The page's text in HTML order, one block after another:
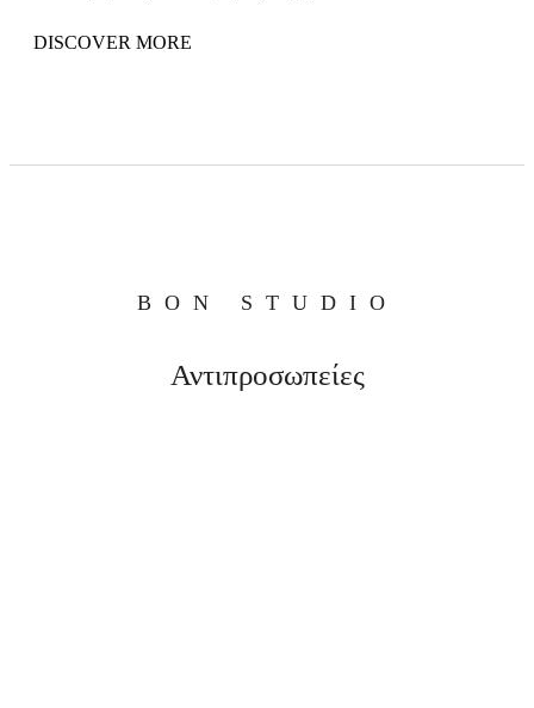
DISCOVER MORE
BON STUDIO
Αντιπροσωπείες